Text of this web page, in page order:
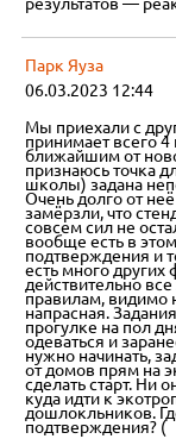
Парк Яуза
06.03.2023 12:44
Мы приехали с
принимает всего
ближайшим от
признаюсь точка
школы) задана
Очень долго от
замёрзли, что
совсем сил не
вообще есть в
подтверждения и
есть много
действительно
правилам, видимо
напрасная.
прогулке на пол
одеваться и
нужно начинать,
от домов прям на
сделать старт. Ни
куда идти к
дошлокльников.
подтверждения? (